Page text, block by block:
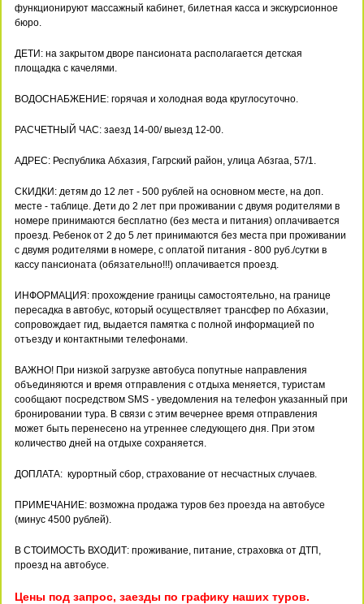
функционируют массажный кабинет, билетная касса и экскурсионное
бюро.
ДЕТИ: на закрытом дворе пансионата располагается детская
площадка с качелями.
ВОДОСНАБЖЕНИЕ: горячая и холодная вода круглосуточно.
РАСЧЕТНЫЙ ЧАС: заезд 14-00/ выезд 12-00.
АДРЕС: Республика Абхазия, Гагрский район, улица Абзгаа, 57/1.
СКИДКИ: детям до 12 лет - 500 рублей на основном месте, на доп.
месте - таблице. Дети до 2 лет при проживании с двумя родителями в
номере принимаются бесплатно (без места и питания) оплачивается
проезд. Ребенок от 2 до 5 лет принимаются без места при проживании
с двумя родителями в номере, с оплатой питания - 800 руб./сутки в
кассу пансионата (обязательно!!!) оплачивается проезд.
ИНФОРМАЦИЯ: прохождение границы самостоятельно, на границе
пересадка в автобус, который осуществляет трансфер по Абхазии,
сопровождает гид, выдается памятка с полной информацией по
отъезду и контактными телефонами.
ВАЖНО! При низкой загрузке автобуса попутные направления
объединяются и время отправления с отдыха меняется, туристам
сообщают посредством SMS - уведомления на телефон указанный при
бронировании тура. В связи с этим вечернее время отправления
может быть перенесено на утреннее следующего дня. При этом
количество дней на отдыхе сохраняется.
ДОПЛАТА: курортный сбор, страхование от несчастных случаев.
ПРИМЕЧАНИЕ: возможна продажа туров без проезда на автобусе
(минус 4500 рублей).
В СТОИМОСТЬ ВХОДИТ: проживание, питание, страховка от ДТП,
проезд на автобусе.
Цены под запрос, заезды по графику наших туров.